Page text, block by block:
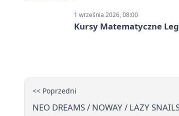
1 września 2026, 08:00
Kursy Matematyczne
<< Poprzedni
NEO DREAMS / NOWAY / LAZY